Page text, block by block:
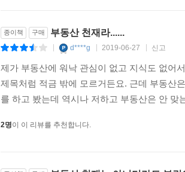
종이책 구매 부동산 천재라......
d****g 2019-06-27 신고
제가 부동산에 워낙 관심이 없고 지식도 없어
제목처럼 적금 밖에 모르거든요. 근데 부동산
를 하고 봤는데 역시나 저하고 부동산은 안
2명이 이 리뷰를 추천합니다.